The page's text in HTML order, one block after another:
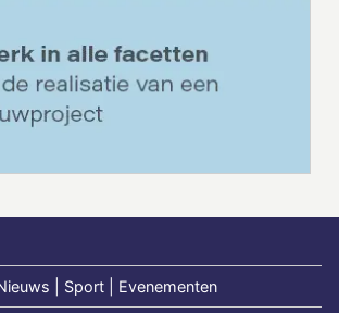
| Sport | Evenementen